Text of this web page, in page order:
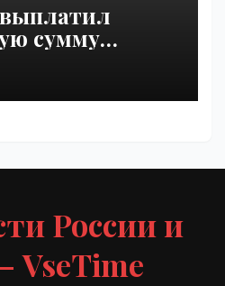
сумму
|
России и
VseTime